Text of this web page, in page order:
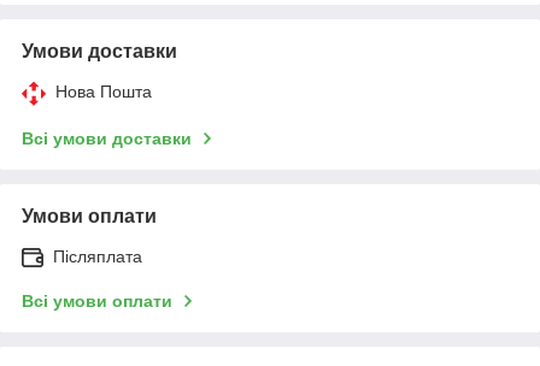
Умови доставки
Нова Пошта
Всі умови доставки
Умови оплати
Післяплата
Всі умови оплати